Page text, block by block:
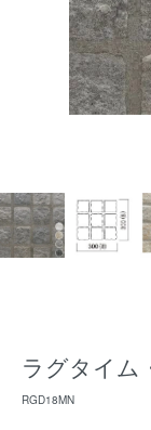
ラグタイム
RGD18MN